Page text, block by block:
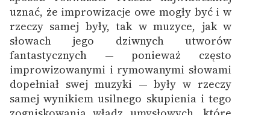
uznać, że improwizacje owe mogły być i w
rzeczy samej były, tak w muzyce, jak w
słowach jego dziwnych utworów
fantastycznych — ponieważ często
improwizowanymi i rymowanymi słowami
dopełniał swej muzyki — były w rzeczy
samej wynikiem usilnego skupienia i tego